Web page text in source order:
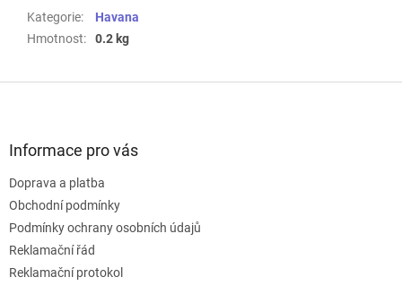
Kategorie:
Havana
Hmotnost: 0.2 kg
Informace pro vás
Doprava a platba
Obchodní podmínky
Podmínky ochrany osobních údajů
Reklamační řád
Reklamační protokol